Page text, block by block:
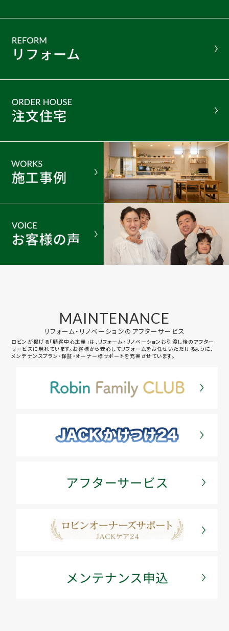
MAINTENANCE
リフォーム・リノベーションのアフターサービス
ロビンが掲げる「顧客中心主義」は、リフォーム・リノベーションお引渡し後のアフター
サービスに現れています。お客様から安心してリフォームをお任せいただけるように、
メンテナンスプラン・保証・オーナー様サポートを充実させています。